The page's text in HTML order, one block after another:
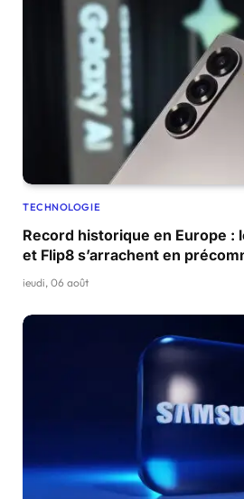
TECHNOLOGIE
Record historique en Europe :
et Flip8 s’arrachent en
jeudi, 06 août